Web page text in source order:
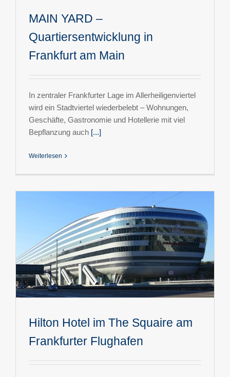
MAIN YARD –
Quartiersentwicklung in
Frankfurt am Main
In zentraler Frankfurter Lage im Allerheiligenviertel
wird ein Stadtviertel wiederbelebt – Wohnungen,
Geschäfte, Gastronomie und Hotellerie mit viel
Bepflanzung auch [...]
Weiterlesen
Hilton Hotel im The Squaire am
Frankfurter Flughafen